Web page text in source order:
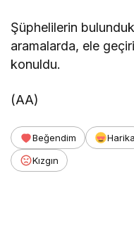
Şüphelilerin
aramalarda, ele
konuldu.
(AA)
Beğendim Harika
Kızgın